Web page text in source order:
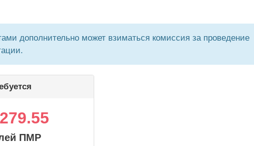
дополнительно может взиматься комиссия за проведение
ПМР